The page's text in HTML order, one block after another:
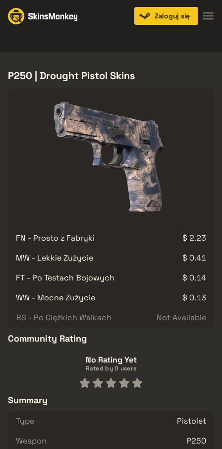
Zaloguj się
P250 | Drought Pistol Skins
FN - Prosto z Fabryki
$ 2.23
MW - Lekkie Zużycie
$ 0.41
FT - Po Testach Bojowych
$ 0.14
WW - Mocne Zużycie
$ 0.13
BS - Po Ciężkich Walkach
Not Available
Community Rating
No Rating Yet
Rated by 0 users
Summary
Type
Pistolet
Weapon
P250